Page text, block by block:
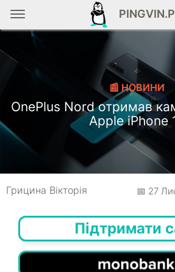
📰 НОВИНИ
OnePlus Nord отримав
Apple iPhone
Грицина Вікторія 📅 27
Підтримати